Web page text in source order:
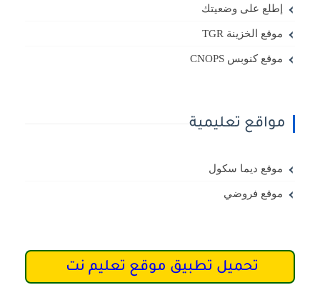
إطلع على وضعيتك
موقع الخزينة TGR
موقع كنوبس CNOPS
مواقع تعليمية
موقع ديما سكول
موقع فروضي
تحميل تطبيق موقع تعليم نت